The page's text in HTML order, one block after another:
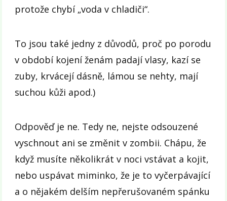
protože chybí „voda v chladiči“.
To jsou také jedny z důvodů, proč po porodu
v období kojení ženám padají vlasy, kazí se
zuby, krvácejí dásně, lámou se nehty, mají
suchou kůži apod.)
Odpověď je ne. Tedy ne, nejste odsouzené
vyschnout ani se změnit v zombii. Chápu, že
když musíte několikrát v noci vstávat a kojit,
nebo uspávat miminko, že je to vyčerpávající
a o nějakém delším nepřerušovaném spánku